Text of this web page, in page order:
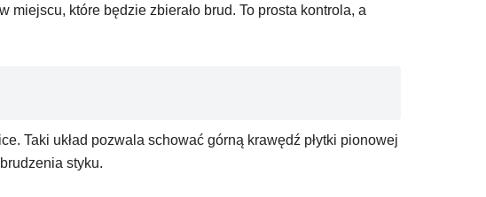
które będzie zbierało brud. To prosta kontrola, a
Taki układ pozwala schować górną krawędź płytki pionowej
styku.